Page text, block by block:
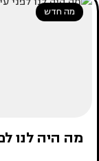
מה חדש
מה היה לנו